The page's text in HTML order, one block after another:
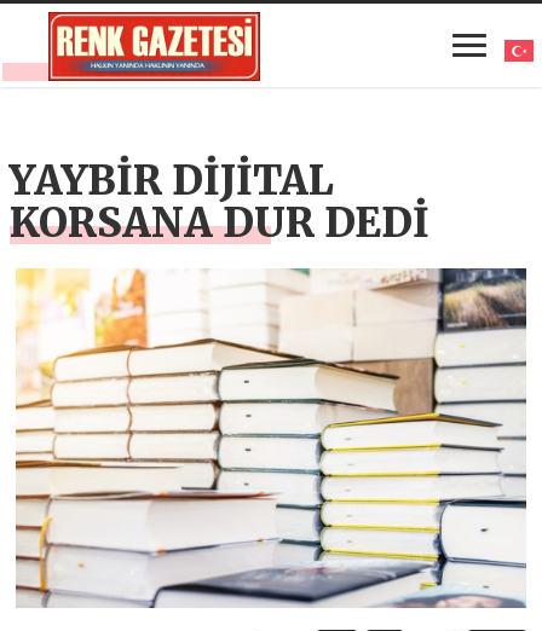
YAYBİR DİJİTAL
KORSANA DUR DEDİ